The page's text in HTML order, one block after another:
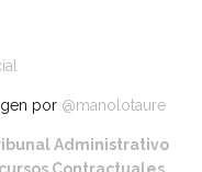
por @manolotaure
Administrativo
Contractuales.